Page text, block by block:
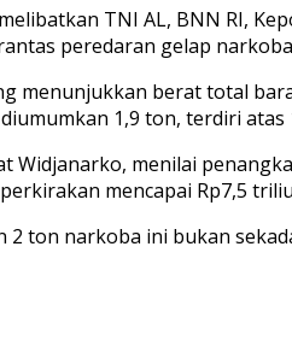
TNI AL, BNN RI,
peredaran gelap
menunjukkan berat total
1,9 ton, terdiri
Widjanarko, menilai
mencapai Rp7,5
2 ton narkoba ini bukan